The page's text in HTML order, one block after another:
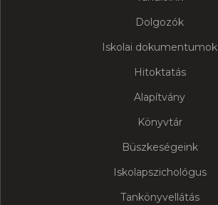
Dolgozók
Iskolai dokumentumok
Hitoktatás
Alapítvány
Könyvtár
Büszkeségeink
Iskolapszichológus
Tankönyvellátás